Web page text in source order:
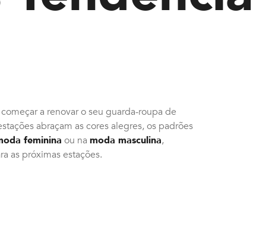
a renovar o seu guarda-roupa de
abraçam as cores alegres, os padrões
feminina ou na moda masculina,
as próximas estações.